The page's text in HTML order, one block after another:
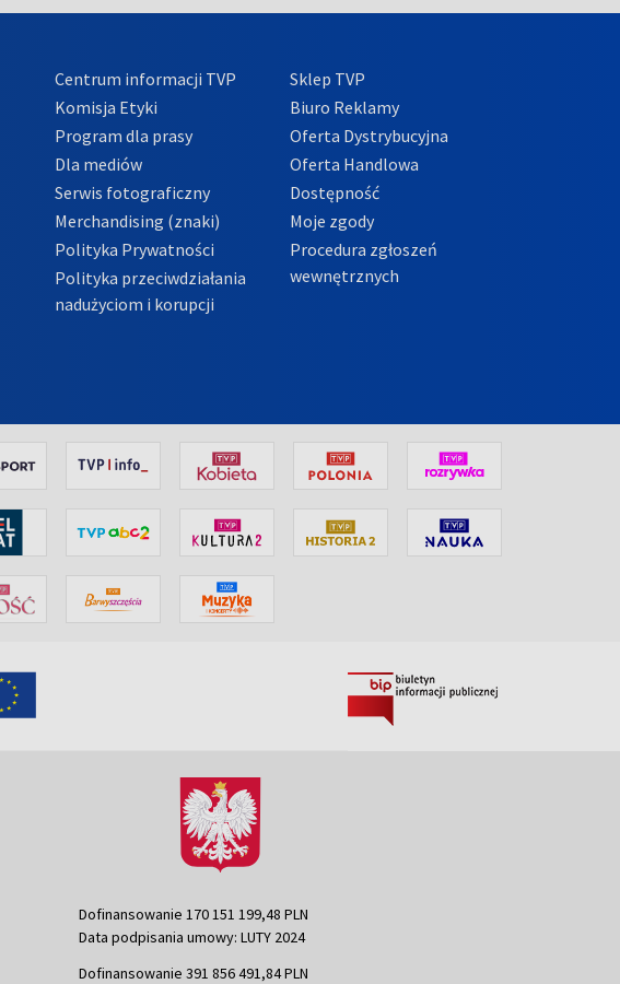
Centrum informacji TVP
Komisja Etyki
Program dla prasy
Dla mediów
Serwis fotograficzny
Merchandising (znaki)
Polityka Prywatności
Polityka przeciwdziałania
nadużyciom i korupcji
Sklep TVP
Biuro Reklamy
Oferta Dystrybucyjna
Oferta Handlowa
Dostępność
Moje zgody
Procedura zgłoszeń
wewnętrznych
Dofinansowanie 170 151 199,48 PLN
Data podpisania umowy: LUTY 2024
Dofinansowanie 391 856 491,84 PLN